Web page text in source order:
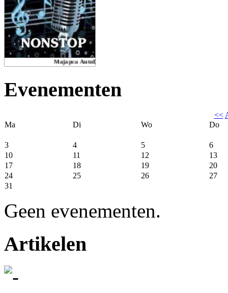
Evenementen
<<
Ma
Di Wo Do
3 4 5
6
10
11 12
13
17
18 19
20
24
25 26
27
31
Geen evenementen.
Artikelen